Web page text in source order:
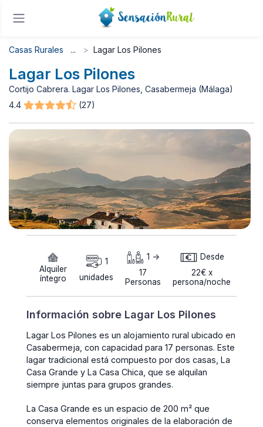
Casas Rurales Lagar Los Pilones
Lagar Los Pilones
Cortijo Cabrera. Lagar Los Pilones, Casabermeja (Málaga)
4.4
(27)
Alquiler
íntegro
1
unidades
1 ->
17
Personas
Desde
22€ x
persona/noche
Información sobre Lagar Los Pilones
Lagar Los Pilones es un alojamiento rural ubicado en
Casabermeja, con capacidad para 17 personas. Este
lagar tradicional está compuesto por dos casas, La
Casa Grande y La Casa Chica, que se alquilan
siempre juntas para grupos grandes.
La Casa Grande es un espacio de 200 m² que
conserva elementos originales de la elaboración de